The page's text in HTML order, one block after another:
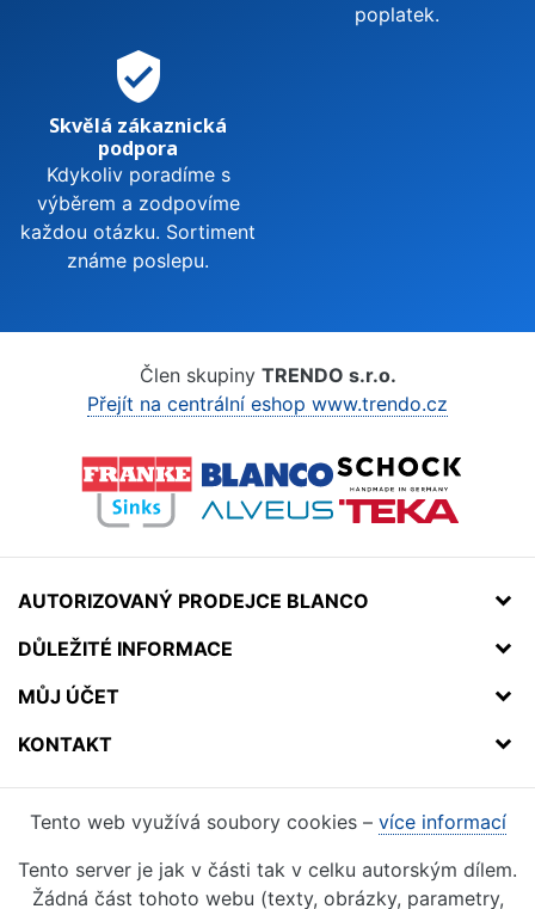
poplatek.
verified_user
Skvělá zákaznická
podpora
Kdykoliv poradíme s
výběrem a zodpovíme
každou otázku. Sortiment
známe poslepu.
Člen skupiny TRENDO s.r.o.
Přejít na centrální eshop www.trendo.cz
AUTORIZOVANÝ PRODEJCE BLANCO
DŮLEŽITÉ INFORMACE
MŮJ ÚČET
KONTAKT
Tento web využívá soubory cookies – více informací
Tento server je jak v části tak v celku autorským dílem.
Žádná část tohoto webu (texty, obrázky, parametry,